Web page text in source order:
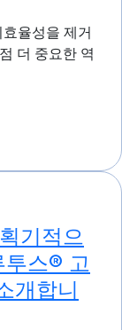
율성을 제거
더 중요한 역
기적으
스® 고
개합니